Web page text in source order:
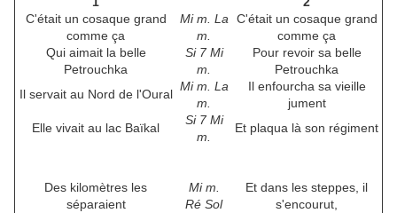
C'était un cosaque grand
comme ça
Mi m. La
m.
C'était un cosaque grand
comme ça
Qui aimait la belle
Petrouchka
Si 7 Mi
m.
Pour revoir sa belle
Petrouchka
Il servait au Nord de l'Oural
Mi m. La
m.
Il enfourcha sa vieille
jument
Elle vivait au lac Baïkal
Si 7 Mi
m.
Et plaqua là son régiment
Des kilomètres les
séparaient
Mi m.
Ré Sol
Et dans les steppes, il
s'encourut,